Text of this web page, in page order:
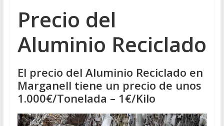
Precio del
Aluminio Reciclado
El precio del Aluminio Reciclado en
Marganell tiene un precio de unos
1.000€/Tonelada – 1€/Kilo